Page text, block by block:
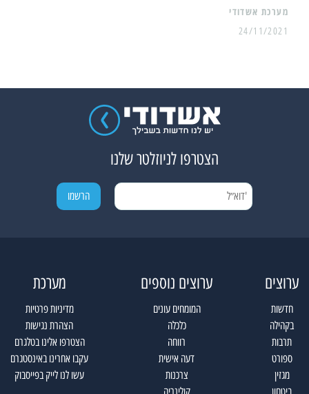
מערכת אשדודי
24/11/2021
הצטרפו לניוזלטר שלנו
ערוצים
חדשות
בקהילה
תרבות
ספורט
מגזין
ערוצים נוספים
המומחים עונים
כלכלה
רווחה
דעה אישית
צרכנות
מערכת
מדיניות פרטיות
הצהרת נגישות
הצטרפו אלינו בטלגרם
עקבו אחרינו באינסטגרם
עשו לנו לייק בפייסבוק